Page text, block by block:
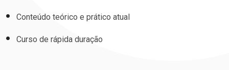
Conteúdo teórico e prático atual
Curso de rápida duração